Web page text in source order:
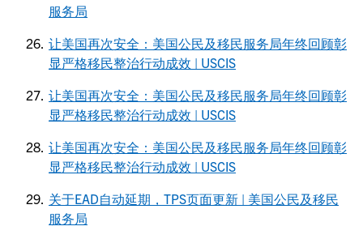
服务局
让美国再次安全：美国公民及移民服务局年终回顾彰
显严格移民整治行动成效 | USCIS
让美国再次安全：美国公民及移民服务局年终回顾彰
显严格移民整治行动成效 | USCIS
让美国再次安全：美国公民及移民服务局年终回顾彰
显严格移民整治行动成效 | USCIS
关于EAD自动延期，TPS页面更新 | 美国公民及移民
服务局